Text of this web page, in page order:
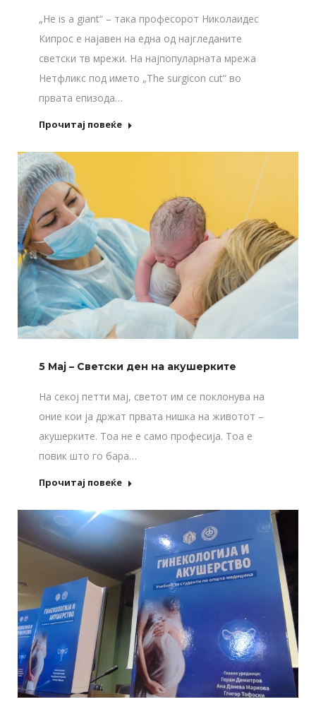
„He is a giant“ – така професорот Николаидес
Кипрос е најавен на една од најгледаните
светски тв мрежи. На најпопуларната мрежа
Нетфликс под името „The surgicon cut“ во
првата епизода…
Прочитај повеќе
5 Мај – Светски ден на акушерките
На секој петти мај, светот им се поклонува на
оние кои ја држат првата нишка на животот –
акушерките. Тоа не е само професија. Тоа е
повик што го бара…
Прочитај повеќе